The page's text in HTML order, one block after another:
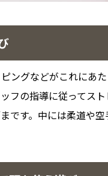
ングなどがこれにあた
フの指導に従ってス
です。中には柔道や